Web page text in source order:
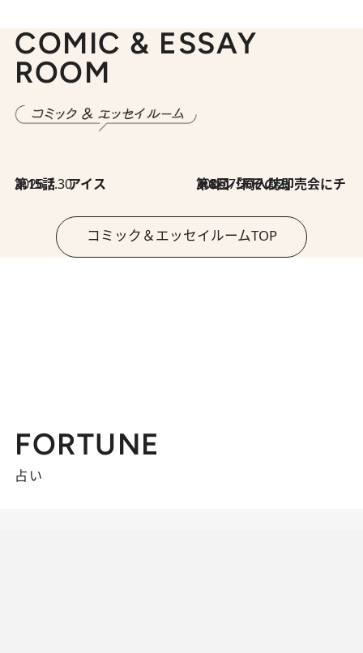
COMIC & ESSAY
ROOM
2026.7.30
第15話 アイス 2026.7.30
第8回「同人誌即売会にチャレンジ その2」
コミック＆エッセイルームTOP
FORTUNE
占い